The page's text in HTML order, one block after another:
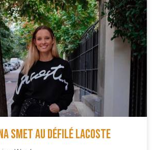
Smet au défilé Lacoste